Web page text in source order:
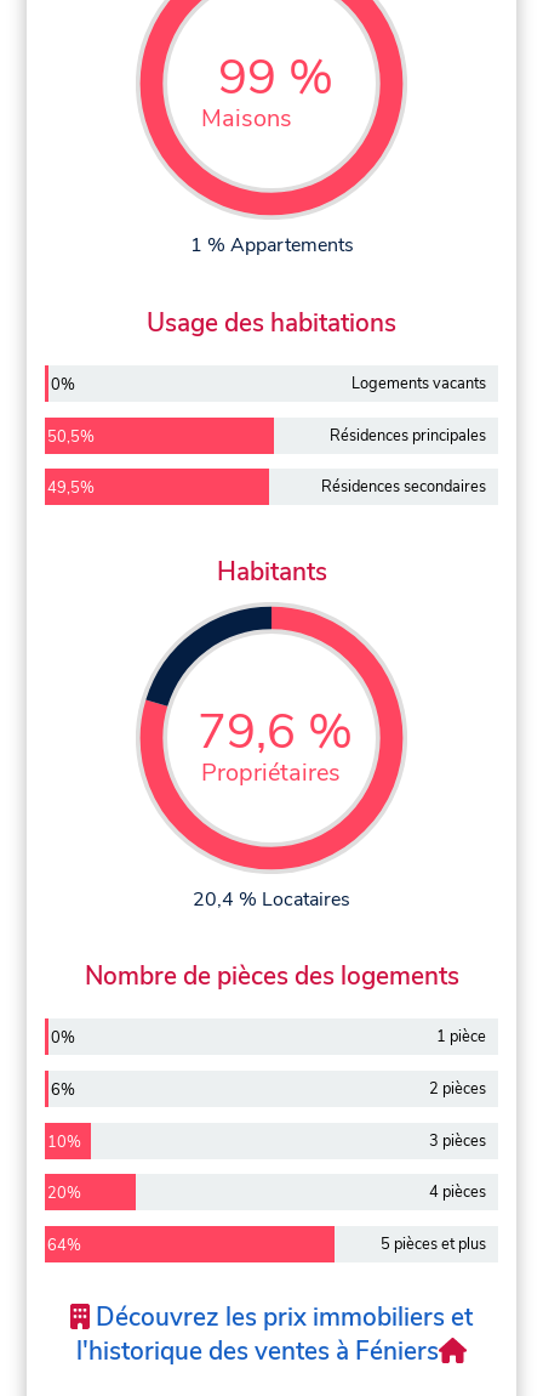
99 %
Maisons
1 % Appartements
Usage des habitations
0% Logements vacants
50,5% Résidences principales
49,5% Résidences secondaires
Habitants
79,6 %
Propriétaires
20,4 % Locataires
Nombre de pièces des logements
0% 1 pièce
6% 2 pièces
10% 3 pièces
20% 4 pièces
64% 5 pièces et plus
Découvrez les prix immobiliers et
l'historique des ventes à Féniers